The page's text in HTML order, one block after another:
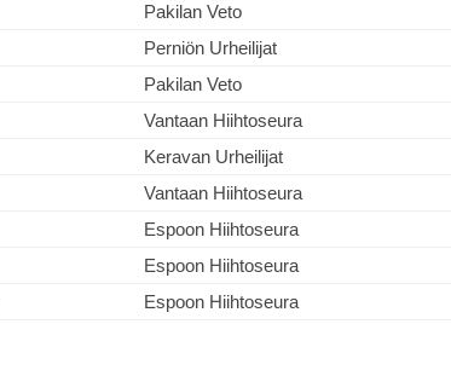
Pakilan Veto
Perniön Urheilijat
Pakilan Veto
Vantaan Hiihtoseura
Keravan Urheilijat
Vantaan Hiihtoseura
Espoon Hiihtoseura
Espoon Hiihtoseura
Espoon Hiihtoseura